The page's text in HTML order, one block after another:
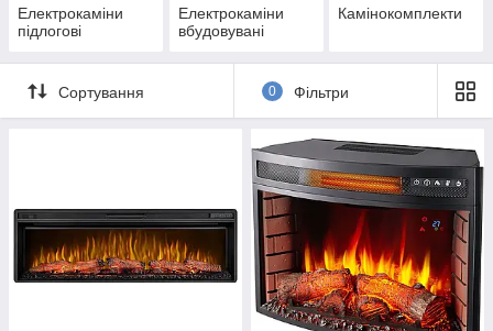
Електрокаміни
підлогові
Електрокаміни
вбудовувані
Камінокомплекти
Сортування 0 Фільтри